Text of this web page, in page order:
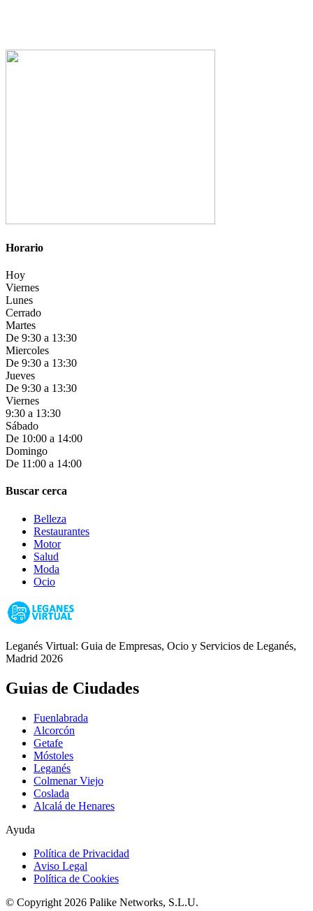
Horario
Hoy
Viernes
Lunes
Cerrado
Martes
De 9:30 a 13:30
Miercoles
De 9:30 a 13:30
Jueves
De 9:30 a 13:30
Viernes
9:30 a 13:30
Sábado
De 10:00 a 14:00
Domingo
De 11:00 a 14:00
Buscar cerca
Belleza
Restaurantes
Motor
Salud
Moda
Ocio
Leganés Virtual: Guia de Empresas, Ocio y Servicios de Leganés,
Madrid 2026
Guias de Ciudades
Fuenlabrada
Alcorcón
Getafe
Móstoles
Leganés
Colmenar Viejo
Coslada
Alcalá de Henares
Ayuda
Política de Privacidad
Aviso Legal
Política de Cookies
© Copyright 2026 Palike Networks, S.L.U.